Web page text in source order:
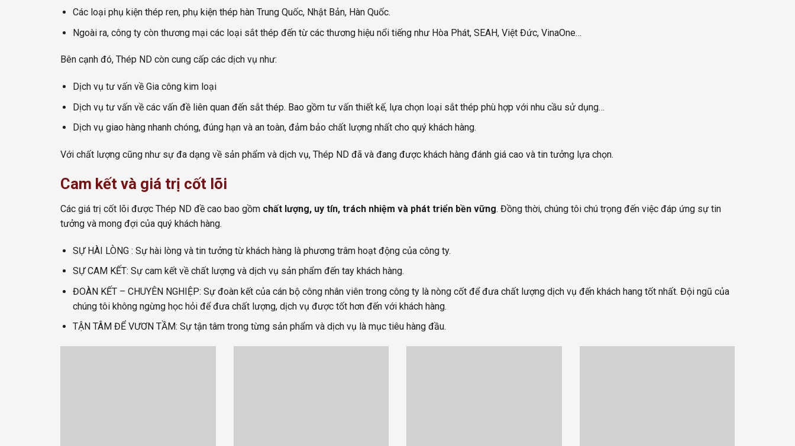
Các loại phụ kiện thép ren, phụ kiện thép hàn Trung Quốc, Nhật Bản, Hàn Quốc.
Ngoài ra, công ty còn thương mại các loại sắt thép đến từ các thương hiệu nổi tiếng như Hòa Phát, SEAH, Việt Đức, VinaOne…
Bên cạnh đó, Thép ND còn cung cấp các dịch vụ như:
Dịch vụ tư vấn về Gia công kim loại
Dịch vụ tư vấn về các vấn đề liên quan đến sắt thép. Bao gồm tư vấn thiết kế, lựa chọn loại sắt thép phù hợp với nhu cầu sử dụng…
Dịch vụ giao hàng nhanh chóng, đúng hạn và an toàn, đảm bảo chất lượng nhất cho quý khách hàng.
Với chất lượng cũng như sự đa dạng về sản phẩm và dịch vụ, Thép ND đã và đang được khách hàng đánh giá cao và tin tưởng lựa chọn.
Cam kết và giá trị cốt lõi
Các giá trị cốt lõi được Thép ND đề cao bao gồm chất lượng, uy tín, trách nhiệm và phát triển bền vững. Đồng thời, chúng tôi chú trọng đến việc đáp ứng sự tin
tưởng và mong đợi của quý khách hàng.
SỰ HÀI LÒNG : Sự hài lòng và tin tưởng từ khách hàng là phương trâm hoạt động của công ty.
SỰ CAM KẾT: Sự cam kết về chất lượng và dịch vụ sản phẩm đến tay khách hàng.
ĐOÀN KẾT – CHUYÊN NGHIỆP: Sự đoàn kết của cán bộ công nhân viên trong công ty là nòng cốt để đưa chất lượng dịch vụ đến khách hang tốt nhất. Đội ngũ của
chúng tôi không ngừng học hỏi để đưa chất lượng, dịch vụ được tốt hơn đến với khách hàng.
TẬN TÂM ĐỂ VƯƠN TẦM: Sự tận tâm trong từng sản phẩm và dịch vụ là mục tiêu hàng đầu.